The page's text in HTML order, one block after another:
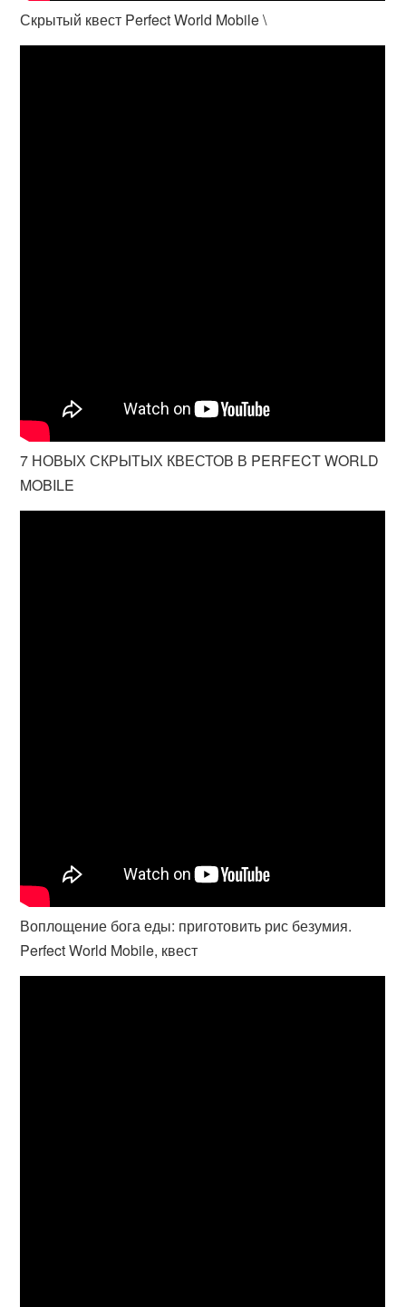
Скрытый квест Perfect World Mobile \
7 НОВЫХ СКРЫТЫХ КВЕСТОВ В PERFECT WORLD
MOBILE
Воплощение бога еды: приготовить рис безумия.
Perfect World Mobile, квест